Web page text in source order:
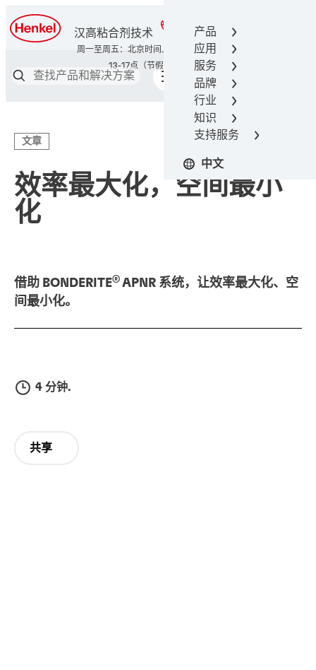
产品
应用
服务
品牌
行业
知识
支持服务
中文
汉高粘合剂技术 400-666-7306
文章
效率最大化，空间最小
化
借助 BONDERITE® APNR 系统，让效率最大化、空
间最小化。
4 分钟.
共享